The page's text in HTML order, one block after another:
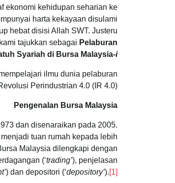
ekonomi kehidupan seharian ke
harta kekayaan disulami
hebat disisi Allah SWT. Justeru
tajukkan sebagai Pelaburan
Syariah di Bursa Malaysia-i.
ilmu dunia pelaburan
Perindustrian 4.0 (IR 4.0).
Pengenalan Bursa Malaysia
dan disenaraikan pada 2005.
tuan rumah kepada lebih
Malaysia dilengkapi dengan
(‘trading’), penjelasan
) dan depositori (‘depository’).[1]